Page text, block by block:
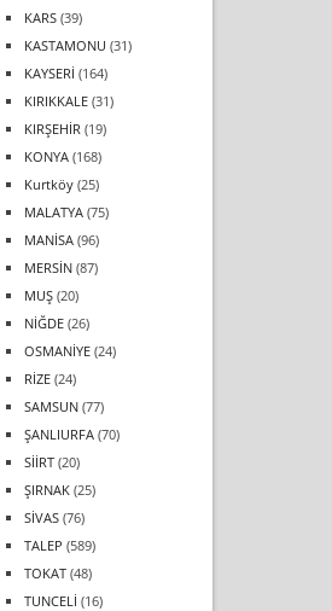
KARS(39)
KASTAMONU (31)
KAYSERİ (164)
KIRIKKALE(31)
KIRŞEHİR (19)
KONYA(168)
Kurtköy(25)
MALATYA(75)
MANİSA(96)
MERSİN(87)
MUŞ(20)
NİĞDE(26)
OSMANİYE(24)
RİZE(24)
SAMSUN(77)
ŞANLIURFA(70)
SİİRT(20)
ŞIRNAK(25)
SİVAS(76)
TALEP (589)
TOKAT(48)
TUNCELİ (16)